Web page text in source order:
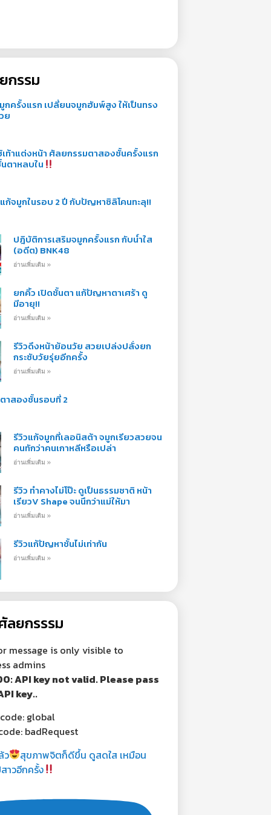
กรรม
กครั้งแรก เปลี่ยนจมูกฮัมพ์สูง ให้เป็นทรง
ย
ท้าแต่งหน้า ศัลยกรรมตาสองชั้นครั้งแรก
ตาหลบใน
ก้จมูกในรอบ 2 ปี กับปัญหาซิลิโคนทะลุ!!
ปฎิบัติการเสริมจมูกครั้งแรก กับน้ำใส
(อดีต) BNK48
อ่านเพิ่มเติม »
ยกคิ้ว เปิดชั้นตา แก้ปัญหาตาเศร้า ดู
มีอายุ!!
อ่านเพิ่มเติม »
รีวิวดึงหน้าย้อนวัย สวยเปล่งปลั่งยก
กระชับวัยรุ่ยอีกครั้ง
อ่านเพิ่มเติม »
าสองชั้นรอบที่ 2
รีวิวแก้จมูกที่เลอนิสต้า จมูกเรียวสวยจน
คนทักว่าคนเกาหลีหรือเปล่า
อ่านเพิ่มเติม »
รีวิว ทำคางไม่โป๊ะ ดูเป็นธรรมชาติ หน้า
เรียวV Shape จนนึกว่าแม่ให้มา
อ่านเพิ่มเติม »
รีวิวแก้ปัญหาชั้นไม่เท่ากัน
อ่านเพิ่มเติม »
ลยกรรรม
message is only visible to
admins
API key not valid. Please pass
key..
global
badRequest
ว
สุขภาพจิตก็ดีขึ้น ดูสดใส เหมือน
าวอีกครั้ง